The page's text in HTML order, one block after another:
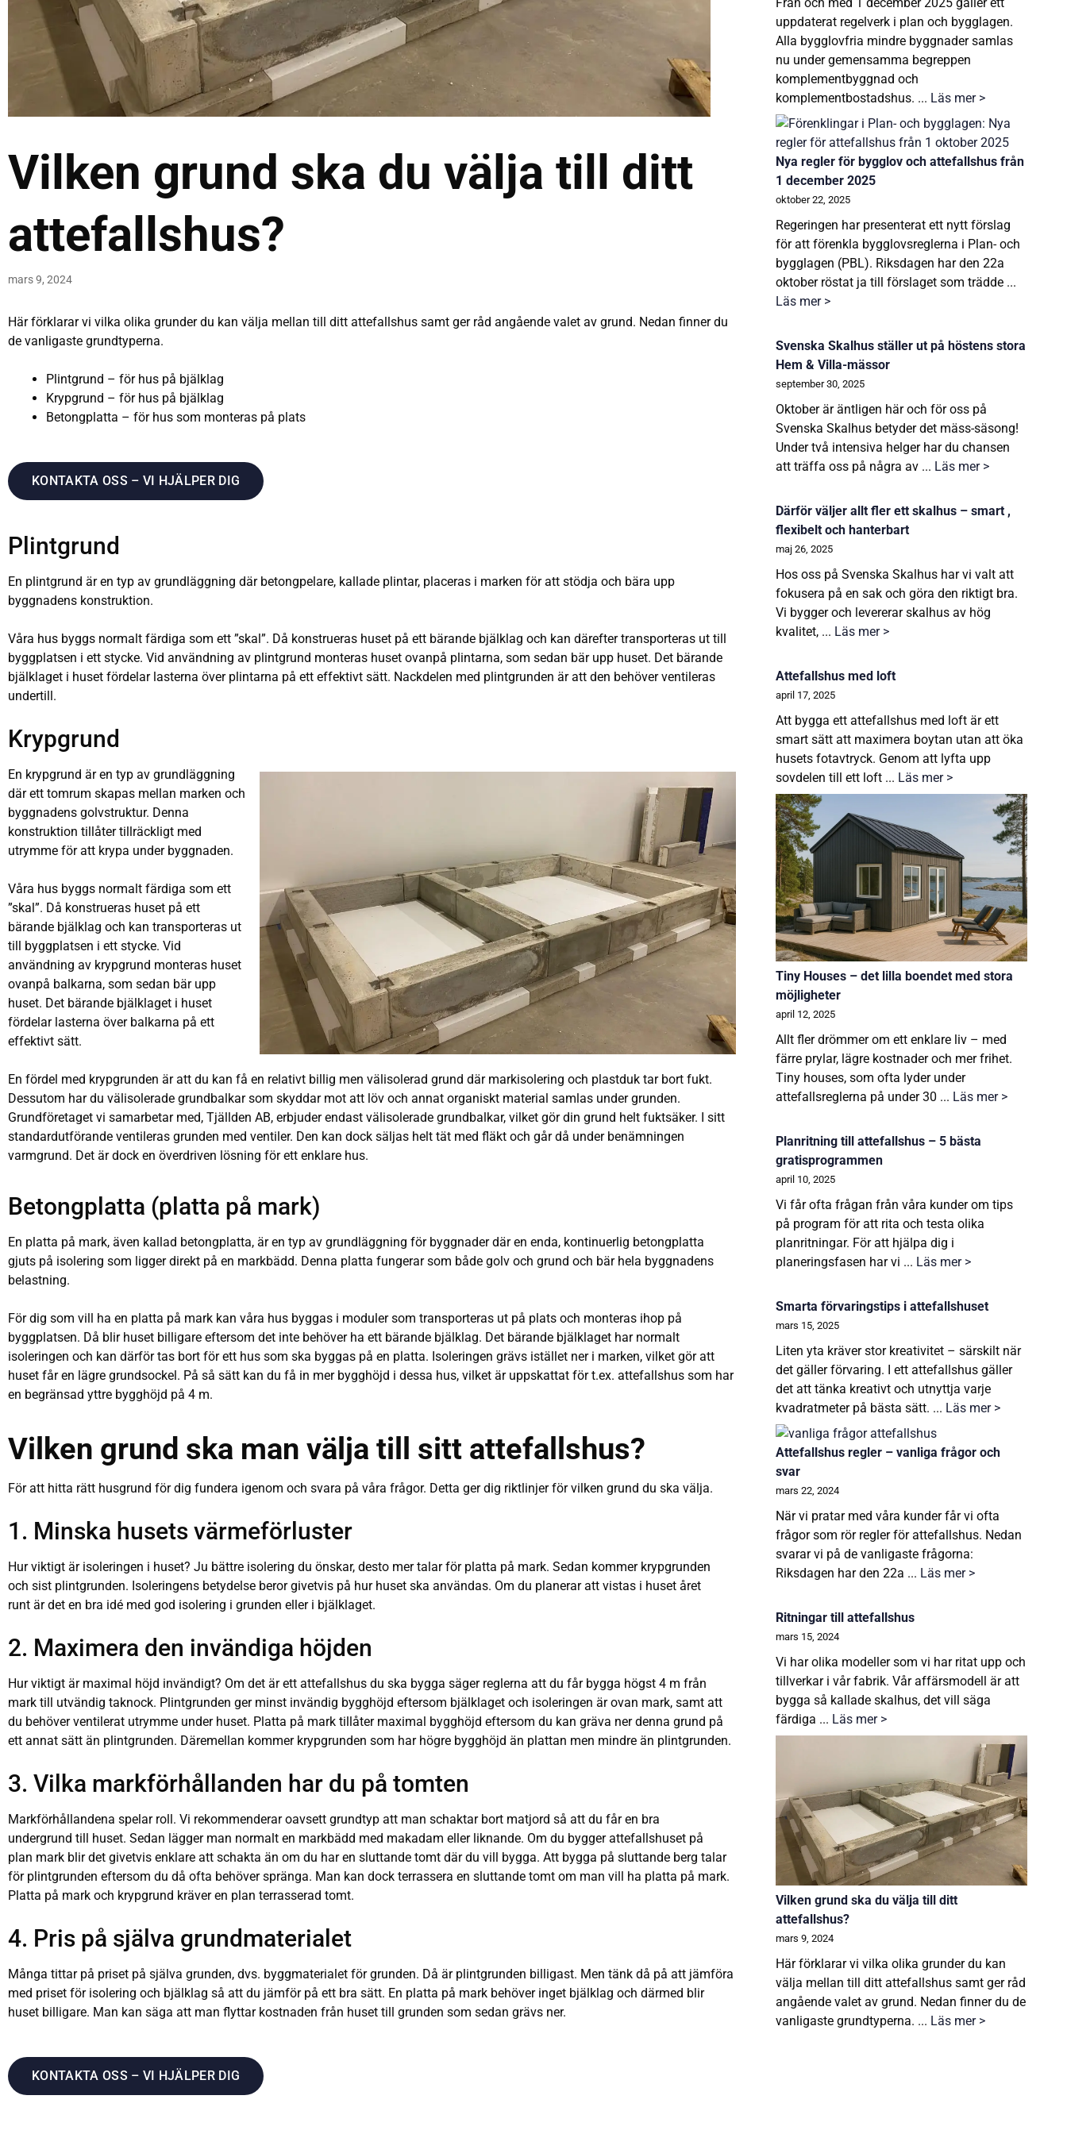
Vilken grund ska du välja till ditt
attefallshus?
mars 9, 2024
Här förklarar vi vilka olika grunder du kan välja mellan till ditt attefallshus samt ger råd angående valet av grund. Nedan finner du
de vanligaste grundtyperna.
Plintgrund – för hus på bjälklag
Krypgrund – för hus på bjälklag
Betongplatta – för hus som monteras på plats
KONTAKTA OSS – VI HJÄLPER DIG
Plintgrund
En plintgrund är en typ av grundläggning där betongpelare, kallade plintar, placeras i marken för att stödja och bära upp
byggnadens konstruktion.
Våra hus byggs normalt färdiga som ett ”skal”. Då konstrueras huset på ett bärande bjälklag och kan därefter transporteras ut till
byggplatsen i ett stycke. Vid användning av plintgrund monteras huset ovanpå plintarna, som sedan bär upp huset. Det bärande
bjälklaget i huset fördelar lasterna över plintarna på ett effektivt sätt. Nackdelen med plintgrunden är att den behöver ventileras
undertill.
Krypgrund
En krypgrund är en typ av grundläggning
där ett tomrum skapas mellan marken och
byggnadens golvstruktur. Denna
konstruktion tillåter tillräckligt med
utrymme för att krypa under byggnaden.
Våra hus byggs normalt färdiga som ett
”skal”. Då konstrueras huset på ett
bärande bjälklag och kan transporteras ut
till byggplatsen i ett stycke. Vid
användning av krypgrund monteras huset
ovanpå balkarna, som sedan bär upp
huset. Det bärande bjälklaget i huset
fördelar lasterna över balkarna på ett
effektivt sätt.
En fördel med krypgrunden är att du kan få en relativt billig men välisolerad grund där markisolering och plastduk tar bort fukt.
Dessutom har du välisolerade grundbalkar som skyddar mot att löv och annat organiskt material samlas under grunden.
Grundföretaget vi samarbetar med, Tjällden AB, erbjuder endast välisolerade grundbalkar, vilket gör din grund helt fuktsäker. I sitt
standardutförande ventileras grunden med ventiler. Den kan dock säljas helt tät med fläkt och går då under benämningen
varmgrund. Det är dock en överdriven lösning för ett enklare hus.
Betongplatta (platta på mark)
En platta på mark, även kallad betongplatta, är en typ av grundläggning för byggnader där en enda, kontinuerlig betongplatta
gjuts på isolering som ligger direkt på en markbädd. Denna platta fungerar som både golv och grund och bär hela byggnadens
belastning.
För dig som vill ha en platta på mark kan våra hus byggas i moduler som transporteras ut på plats och monteras ihop på
byggplatsen. Då blir huset billigare eftersom det inte behöver ha ett bärande bjälklag. Det bärande bjälklaget har normalt
isoleringen och kan därför tas bort för ett hus som ska byggas på en platta. Isoleringen grävs istället ner i marken, vilket gör att
huset får en lägre grundsockel. På så sätt kan du få in mer bygghöjd i dessa hus, vilket är uppskattat för t.ex. attefallshus som har
en begränsad yttre bygghöjd på 4 m.
Vilken grund ska man välja till sitt attefallshus?
För att hitta rätt husgrund för dig fundera igenom och svara på våra frågor. Detta ger dig riktlinjer för vilken grund du ska välja.
1. Minska husets värmeförluster
Hur viktigt är isoleringen i huset? Ju bättre isolering du önskar, desto mer talar för platta på mark. Sedan kommer krypgrunden
och sist plintgrunden. Isoleringens betydelse beror givetvis på hur huset ska användas. Om du planerar att vistas i huset året
runt är det en bra idé med god isolering i grunden eller i bjälklaget.
2. Maximera den invändiga höjden
Hur viktigt är maximal höjd invändigt? Om det är ett attefallshus du ska bygga säger reglerna att du får bygga högst 4 m från
mark till utvändig taknock. Plintgrunden ger minst invändig bygghöjd eftersom bjälklaget och isoleringen är ovan mark, samt att
du behöver ventilerat utrymme under huset. Platta på mark tillåter maximal bygghöjd eftersom du kan gräva ner denna grund på
ett annat sätt än plintgrunden. Däremellan kommer krypgrunden som har högre bygghöjd än plattan men mindre än plintgrunden.
3. Vilka markförhållanden har du på tomten
Markförhållandena spelar roll. Vi rekommenderar oavsett grundtyp att man schaktar bort matjord så att du får en bra
undergrund till huset. Sedan lägger man normalt en markbädd med makadam eller liknande. Om du bygger attefallshuset på
plan mark blir det givetvis enklare att schakta än om du har en sluttande tomt där du vill bygga. Att bygga på sluttande berg talar
för plintgrunden eftersom du då ofta behöver spränga. Man kan dock terrassera en sluttande tomt om man vill ha platta på mark.
Platta på mark och krypgrund kräver en plan terrasserad tomt.
4. Pris på själva grundmaterialet
Många tittar på priset på själva grunden, dvs. byggmaterialet för grunden. Då är plintgrunden billigast. Men tänk då på att jämföra
med priset för isolering och bjälklag så att du jämför på ett bra sätt. En platta på mark behöver inget bjälklag och därmed blir
huset billigare. Man kan säga att man flyttar kostnaden från huset till grunden som sedan grävs ner.
KONTAKTA OSS – VI HJÄLPER DIG
uppdaterat regelverk i plan och bygglagen.
Alla bygglovfria mindre byggnader samlas
nu under gemensamma begreppen
komplementbyggnad och
komplementbostadshus. ... Läs mer >
Nya regler för bygglov och attefallshus från
1 december 2025
oktober 22, 2025
Regeringen har presenterat ett nytt förslag
för att förenkla bygglovsreglerna i Plan- och
bygglagen (PBL). Riksdagen har den 22a
oktober röstat ja till förslaget som trädde ...
Läs mer >
Svenska Skalhus ställer ut på höstens stora
Hem & Villa-mässor
september 30, 2025
Oktober är äntligen här och för oss på
Svenska Skalhus betyder det mäss-säsong!
Under två intensiva helger har du chansen
att träffa oss på några av ... Läs mer >
Därför väljer allt fler ett skalhus – smart ,
flexibelt och hanterbart
maj 26, 2025
Hos oss på Svenska Skalhus har vi valt att
fokusera på en sak och göra den riktigt bra.
Vi bygger och levererar skalhus av hög
kvalitet, ... Läs mer >
Attefallshus med loft
april 17, 2025
Att bygga ett attefallshus med loft är ett
smart sätt att maximera boytan utan att öka
husets fotavtryck. Genom att lyfta upp
sovdelen till ett loft ... Läs mer >
Tiny Houses – det lilla boendet med stora
möjligheter
april 12, 2025
Allt fler drömmer om ett enklare liv – med
färre prylar, lägre kostnader och mer frihet.
Tiny houses, som ofta lyder under
attefallsreglerna på under 30 ... Läs mer >
Planritning till attefallshus – 5 bästa
gratisprogrammen
april 10, 2025
Vi får ofta frågan från våra kunder om tips
på program för att rita och testa olika
planritningar. För att hjälpa dig i
planeringsfasen har vi ... Läs mer >
Smarta förvaringstips i attefallshuset
mars 15, 2025
Liten yta kräver stor kreativitet – särskilt när
det gäller förvaring. I ett attefallshus gäller
det att tänka kreativt och utnyttja varje
kvadratmeter på bästa sätt. ... Läs mer >
Attefallshus regler – vanliga frågor och
svar
mars 22, 2024
När vi pratar med våra kunder får vi ofta
frågor som rör regler för attefallshus. Nedan
svarar vi på de vanligaste frågorna:
Riksdagen har den 22a ... Läs mer >
Ritningar till attefallshus
mars 15, 2024
Vi har olika modeller som vi har ritat upp och
tillverkar i vår fabrik. Vår affärsmodell är att
bygga så kallade skalhus, det vill säga
färdiga ... Läs mer >
Vilken grund ska du välja till ditt
attefallshus?
mars 9, 2024
Här förklarar vi vilka olika grunder du kan
välja mellan till ditt attefallshus samt ger råd
angående valet av grund. Nedan finner du de
vanligaste grundtyperna. ... Läs mer >